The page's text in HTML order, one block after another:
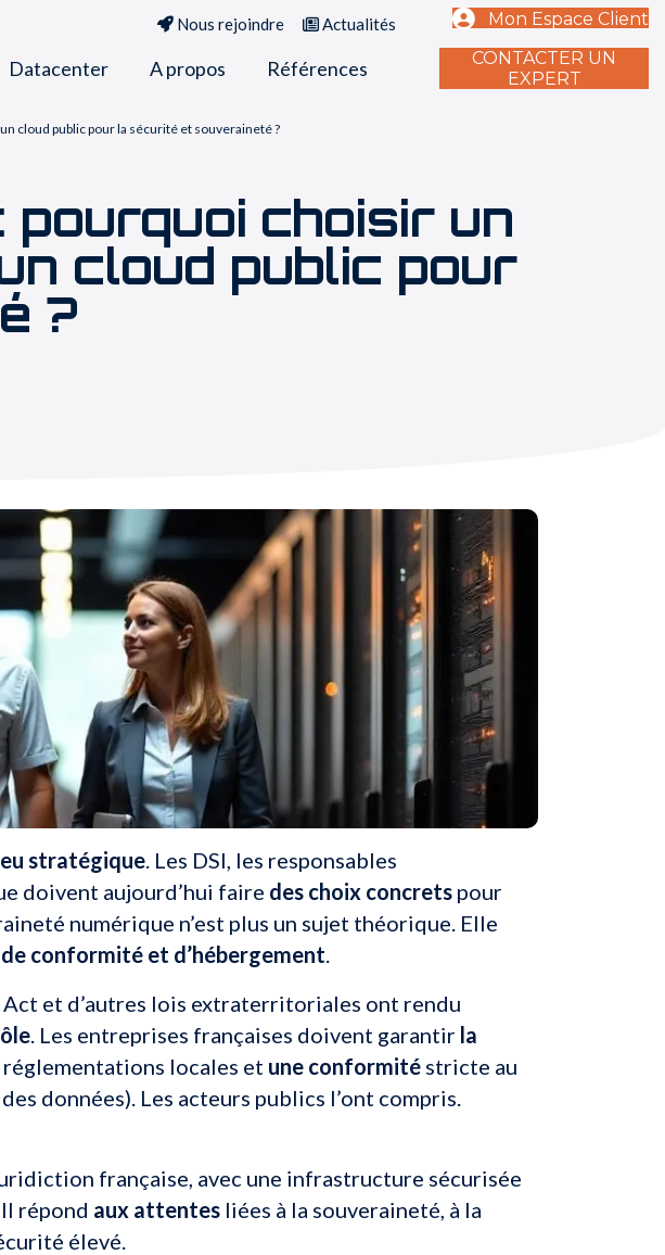
Nous rejoindre Actualités Mon Espace Client
Datacenter A propos Références
CONTACTER UN
EXPERT
cloud public pour la sécurité et souveraineté ?
choisir un
cloud public pour
?
stratégique. Les DSI, les responsables
doivent aujourd’hui faire des choix concrets pour
numérique n’est plus un sujet théorique. Elle
conformité et d’hébergement.
et d’autres lois extraterritoriales ont rendu
. Les entreprises françaises doivent garantir la
réglementations locales et une conformité stricte au
données). Les acteurs publics l’ont compris.
française, avec une infrastructure sécurisée
Il répond aux attentes liées à la souveraineté, à la
élevé.